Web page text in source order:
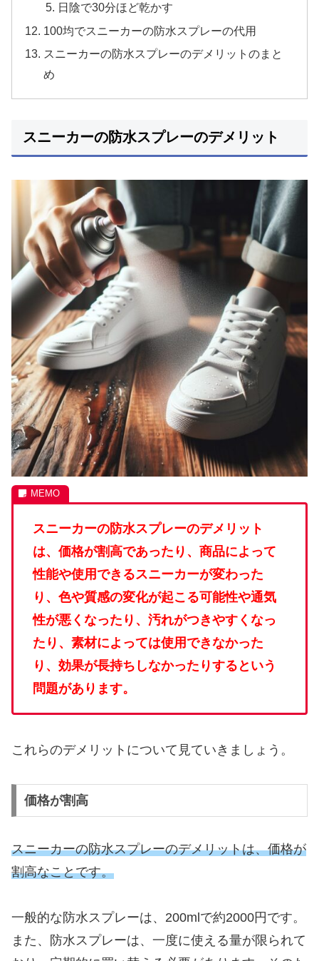
日陰で30分ほど乾かす
100均でスニーカーの防水スプレーの代用
スニーカーの防水スプレーのデメリットのまと
め
スニーカーの防水スプレーのデメリット
スニーカーの防水スプレーのデメリット
は、価格が割高であったり、商品によって
性能や使用できるスニーカーが変わった
り、色や質感の変化が起こる可能性や通気
性が悪くなったり、汚れがつきやすくなっ
たり、素材によっては使用できなかった
り、効果が長持ちしなかったりするという
問題があります。
これらのデメリットについて見ていきましょう。
価格が割高
スニーカーの防水スプレーのデメリットは、価格が
割高なことです。
一般的な防水スプレーは、200mlで約2000円です。
また、防水スプレーは、一度に使える量が限られて